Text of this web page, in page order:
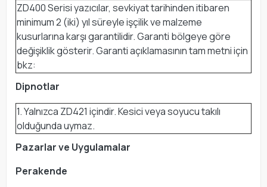
ZD400 Serisi yazıcılar, sevkiyat tarihinden itibaren
minimum 2 (iki) yıl süreyle işçilik ve malzeme
kusurlarına karşı garantilidir. Garanti bölgeye göre
değişiklik gösterir. Garanti açıklamasının tam metni için
bkz:
Dipnotlar
1. Yalnızca ZD421 içindir. Kesici veya soyucu takılı
olduğunda uymaz.
Pazarlar ve Uygulamalar
Perakende